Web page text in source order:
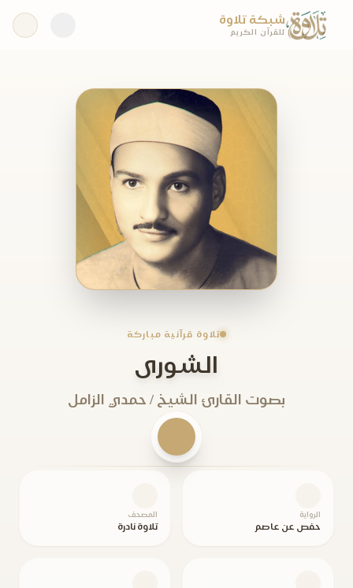
شبكة تلاوة
للقرآن الكريم
تلاوة قرآنية مباركة
الشورى
بصوت القارئ الشيخ / حمدي الزامل
الرواية
حفص عن عاصم
المصحف
تلاوة نادرة